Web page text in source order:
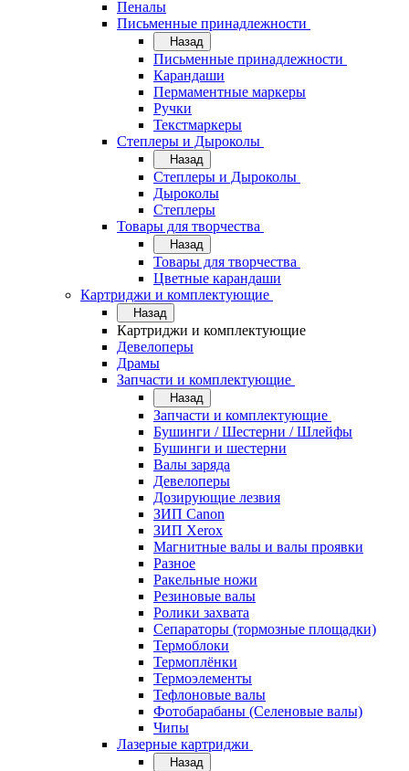
Пеналы
Письменные принадлежности
Назад
Письменные принадлежности
Карандаши
Пермаментные маркеры
Ручки
Текстмаркеры
Степлеры и Дыроколы
Назад
Степлеры и Дыроколы
Дыроколы
Степлеры
Товары для творчества
Назад
Товары для творчества
Цветные карандаши
Картриджи и комплектующие
Назад
Картриджи и комплектующие
Девелоперы
Драмы
Запчасти и комплектующие
Назад
Запчасти и комплектующие
Бушинги / Шестерни / Шлейфы
Бушинги и шестерни
Валы заряда
Девелоперы
Дозирующие лезвия
ЗИП Canon
ЗИП Xerox
Магнитные валы и валы проявки
Разное
Ракельные ножи
Резиновые валы
Ролики захвата
Сепараторы (тормозные площадки)
Термоблоки
Термоплёнки
Термоэлементы
Тефлоновые валы
Фотобарабаны (Селеновые валы)
Чипы
Лазерные картриджи
Назад